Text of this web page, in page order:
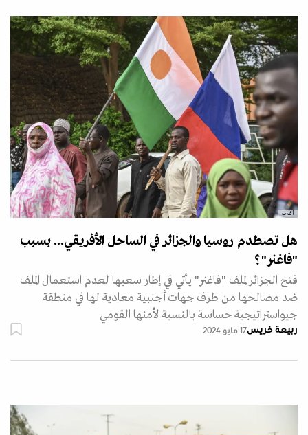
أ ف ب
هل تصطدم روسيا والجزائر في الساحل الأفريقي... بسبب
"فاغنر"؟
فتح الجزائر لملف "فاغنر" يأتي في إطار سعيها لعدم استعمال الملف
ضد مصالحها من طرف جهات أجنبية معادية لها في منطقة
جيواستراتيجية حساسة بالنسبة لأمنها القومي
ربيعة خريس17 مايو 2024